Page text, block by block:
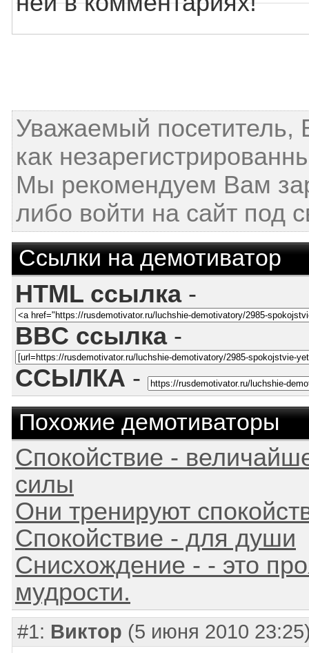
Уважаемый посетитель,
как
Мы рекомендуем Вам
либо войти на сайт под
Ссылки на демотиватор
HTML ссылка-
BBC ссылка-
ССЫЛКА -
Похожие демотиваторы
Спокойствие -
силы
Они тренируют
Спокойствие - для души
Снисхождение - - это
мудрости.
#1: Виктор (5 июня 2010